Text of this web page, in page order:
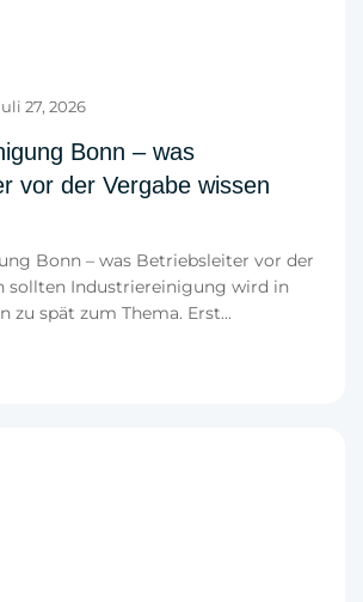
27, 2026
Bonn – was
vor der Vergabe wissen
Bonn – was Betriebsleiter vor der
sollten Industriereinigung wird in
zu spät zum Thema. Erst...